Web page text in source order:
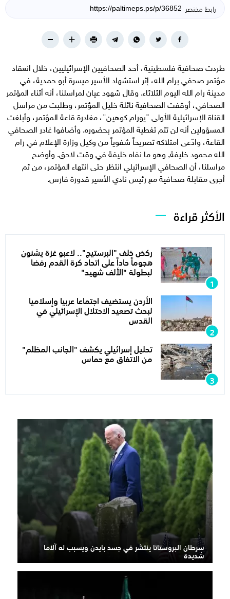
رابط مختصر
طردت صحافية فلسطينية، أحد الصحافيين الإسرائيليين، خلال انعقاد
مؤتمر صحفي برام الله، إثر استشهاد الأسير ميسرة أبو حمدية، في
مدينة رام الله اليوم الثلاثاء. وقال شهود عيان لمراسلنا، أنه أثناء المؤتمر
الصحافي، أوقفت الصحافية نائلة خليل المؤتمر، وطلبت من مراسل
القناة الإسرائيلية الأولى "يورام كوهين"، مغادرة قاعة المؤتمر، وأبلغت
المسؤولين أنه لن تتم تغطية المؤتمر بحضوره. وأضافوا غادر الصحافي
القاعة، وادّعى امتلاكه تصريحاً شفوياً من وكيل وزارة الإعلام في رام
الله محمود خليفة, وهو ما نفاه خليفة في وقت لاحق. وأوضح
مراسلنا، أن الصحافي الإسرائيلي انتظر حتى انتهاء المؤتمر، من ثم
أجرى مقابلة صحافية مع رئيس نادي الأسير قدورة فارس.
الأكثر قراءة
ركض خلف "البرستيج".. لاعبو غزة يشنون
هجوماً حاداً على اتحاد كرة القدم رفضا
لبطولة "الألف شهيد"
الأردن يستضيف اجتماعا عربيا وإسلاميا
لبحث تصعيد الاحتلال الإسرائيلي في
القدس
تحليل إسرائيلي يكشف "الجانب المظلم"
من الاتفاق مع حماس
سرطان البروستاتا ينتشر في جسد بايدن ويسبب له آلاما
شديدة